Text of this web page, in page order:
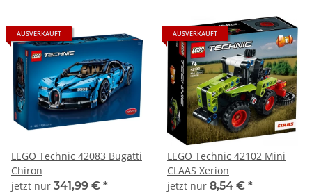
AUSVERKAUFT
LEGO Technic 42083 Bugatti
Chiron
jetzt nur 341,99 € *
AUSVERKAUFT
LEGO Technic 42102 Mini
CLAAS Xerion
jetzt nur 8,54 € *